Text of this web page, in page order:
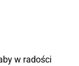
w radości